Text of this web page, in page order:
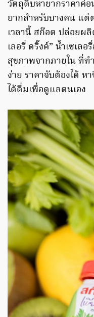
วัตถุดิบหายากราคาค่
ยากสำหรับบางคน แต่
เวลานี้ สก๊อต ปล่อยผ
เลอรี่ ดริ๊งค์” น้ำเซเล
สุขภาพจากภายใน ที่ท
ง่าย ราคาจับต้องได้
ได้ดื่มเพื่อดูแลตนเอง